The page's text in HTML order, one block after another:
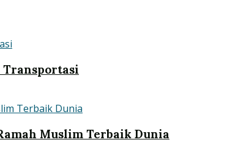
Transportasi
Muslim Terbaik Dunia